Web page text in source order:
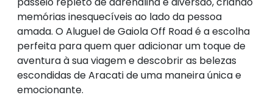
memórias inesquecíveis ao lado da pessoa
amada. O Aluguel de Gaiola Off Road é a escolha
perfeita para quem quer adicionar um toque de
aventura à sua viagem e descobrir as belezas
escondidas de Aracati de uma maneira única e
emocionante.